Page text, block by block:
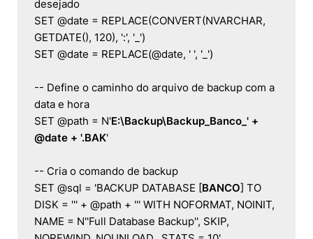
desejado
SET @date = REPLACE(CONVERT(NVARCHAR,
GETDATE(), 120), ':', '_')
SET @date = REPLACE(@date, ' ', '_')
-- Define o caminho do arquivo de backup com a
data e hora
SET @path = N'E:\Backup\Backup_Banco_' +
@date + '.BAK'
-- Cria o comando de backup
SET @sql = 'BACKUP DATABASE [BANCO] TO
DISK = ''' + @path + ''' WITH NOFORMAT, NOINIT,
NAME = N''Full Database Backup'', SKIP,